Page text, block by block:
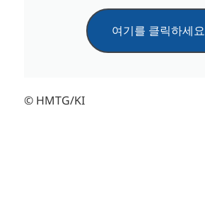
여기를 클릭하세요
© HMTG/KI